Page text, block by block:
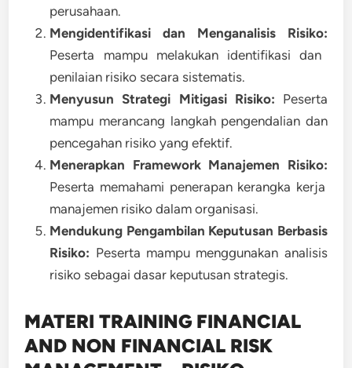
perusahaan.
Mengidentifikasi dan Menganalisis Risiko:
Peserta mampu melakukan identifikasi dan
penilaian risiko secara sistematis.
Menyusun Strategi Mitigasi Risiko: Peserta
mampu merancang langkah pengendalian dan
pencegahan risiko yang efektif.
Menerapkan Framework Manajemen Risiko:
Peserta memahami penerapan kerangka kerja
manajemen risiko dalam organisasi.
Mendukung Pengambilan Keputusan Berbasis
Risiko: Peserta mampu menggunakan analisis
risiko sebagai dasar keputusan strategis.
MATERI TRAINING FINANCIAL
AND NON FINANCIAL RISK